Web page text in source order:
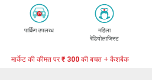
पार्किंग उपलब्ध
महिला
रेडियोलाजिस्ट
मार्केट की कीमत पर₹ 300 की बचत + कैशबैक